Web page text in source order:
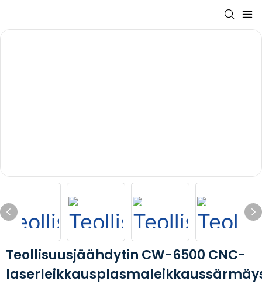
Teollisuusjäähdytin CW-6500 CNC-